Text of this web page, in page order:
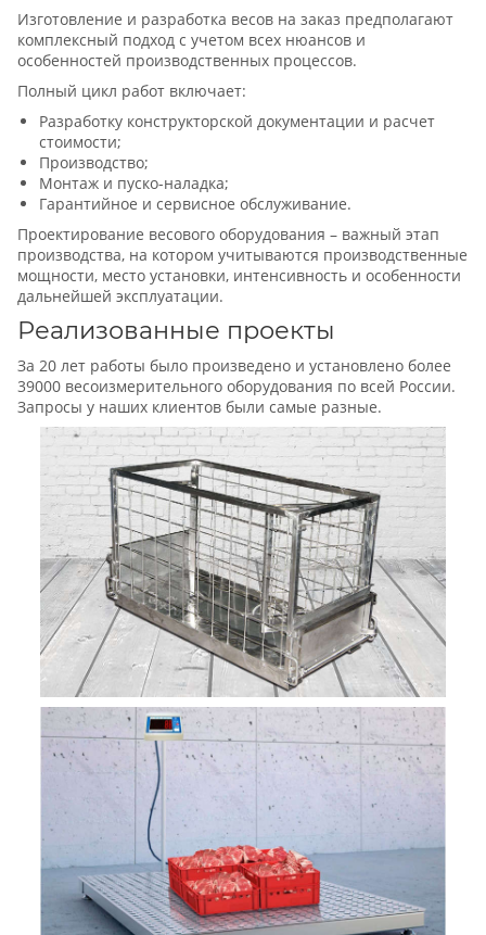
Изготовление и разработка весов на заказ предполагают
комплексный подход с учетом всех нюансов и
особенностей производственных процессов.
Полный цикл работ включает:
Разработку конструкторской документации и расчет
стоимости;
Производство;
Монтаж и пуско-наладка;
Гарантийное и сервисное обслуживание.
Проектирование весового оборудования – важный этап
производства, на котором учитываются производственные
мощности, место установки, интенсивность и особенности
дальнейшей эксплуатации.
Реализованные проекты
За 20 лет работы было произведено и установлено более
39000 весоизмерительного оборудования по всей России.
Запросы у наших клиентов были самые разные.